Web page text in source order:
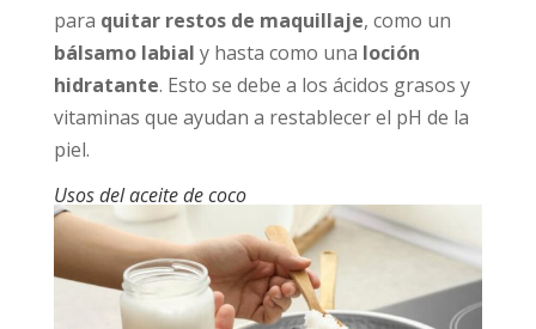
para quitar restos de maquillaje, como un
bálsamo labial y hasta como una loción
hidratante. Esto se debe a los ácidos grasos y
vitaminas que ayudan a restablecer el pH de la
piel.
Usos del aceite de coco